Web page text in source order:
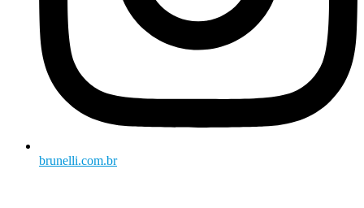
brunelli.com.br